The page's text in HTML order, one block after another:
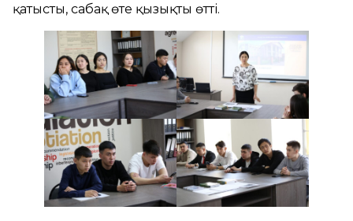
қатысты, сабақ өте қызықты өтті.